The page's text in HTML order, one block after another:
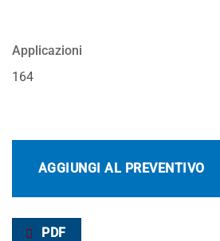
Applicazioni
164
AGGIUNGI AL PREVENTIVO
PDF